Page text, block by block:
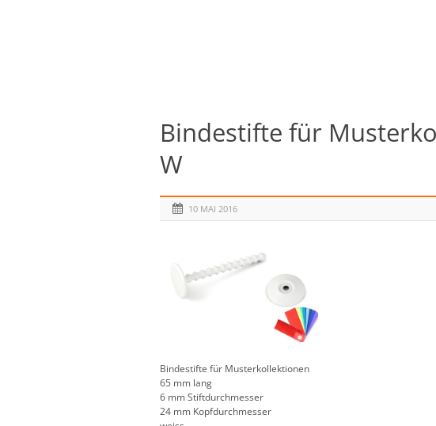
Bindestifte für
W
10 MAI 2016
Bindestifte für Musterkollektionen
65 mm lang
6 mm Stiftdurchmesser
24 mm Kopfdurchmesser